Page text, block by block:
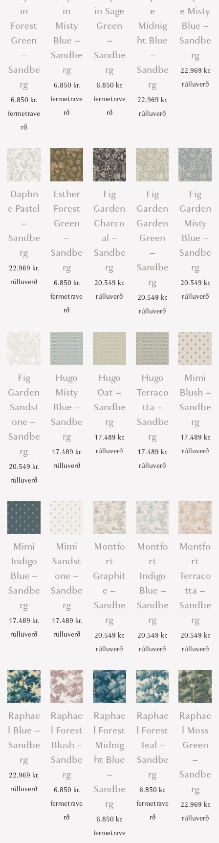
in
Forest
Green
–
Sandbe
rg
6.850 kr.
fermetrave
rð
in
Misty
Blue –
Sandbe
rg
6.850 kr.
fermetrave
rð
in Sage
Green
–
Sandbe
rg
6.850 kr.
fermetrave
rð
e
Midnig
ht Blue
–
Sandbe
rg
22.969 kr.
rúlluverð
e Misty
Blue –
Sandbe
rg
22.969 kr.
rúlluverð
Daphn
e Pastel
–
Sandbe
rg
22.969 kr.
rúlluverð
Esther
Forest
Green
–
Sandbe
rg
6.850 kr.
fermetrave
rð
Fig
Garden
Charco
al –
Sandbe
rg
20.549 kr.
rúlluverð
Fig
Garden
Garden
Green
–
Sandbe
rg
20.549 kr.
rúlluverð
Fig
Garden
Misty
Blue –
Sandbe
rg
20.549 kr.
rúlluverð
Fig
Garden
Sandst
one –
Sandbe
rg
20.549 kr.
rúlluverð
Hugo
Misty
Blue –
Sandbe
rg
17.489 kr.
rúlluverð
Hugo
Oat –
Sandbe
rg
17.489 kr.
rúlluverð
Hugo
Terraco
tta –
Sandbe
rg
17.489 kr.
rúlluverð
Mimi
Blush –
Sandbe
rg
17.489 kr.
rúlluverð
Mimi
Indigo
Blue –
Sandbe
rg
17.489 kr.
rúlluverð
Mimi
Sandst
one –
Sandbe
rg
17.489 kr.
rúlluverð
Montfo
rt
Graphit
e –
Sandbe
rg
20.549 kr.
rúlluverð
Montfo
rt
Indigo
Blue –
Sandbe
rg
20.549 kr.
rúlluverð
Montfo
rt
Terraco
tta –
Sandbe
rg
20.549 kr.
rúlluverð
Raphae
l Blue –
Sandbe
rg
22.969 kr.
rúlluverð
Raphae
l Forest
Blush –
Sandbe
rg
6.850 kr.
fermetrave
rð
Raphae
l Forest
Midnig
ht Blue
–
Sandbe
rg
6.850 kr.
fermetrave
Raphae
l Forest
Teal –
Sandbe
rg
6.850 kr.
fermetrave
rð
Raphae
l Moss
Green
–
Sandbe
rg
22.969 kr.
rúlluverð